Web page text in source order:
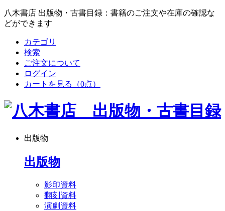
八木書店 出版物・古書目録：書籍のご注文や在庫の確認な
どができます
カテゴリ
検索
ご注文について
ログイン
カートを見る
（0点）
出版物
出版物
影印資料
翻刻資料
演劇資料